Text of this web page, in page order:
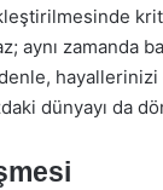
aynı zamanda
dünyayı da